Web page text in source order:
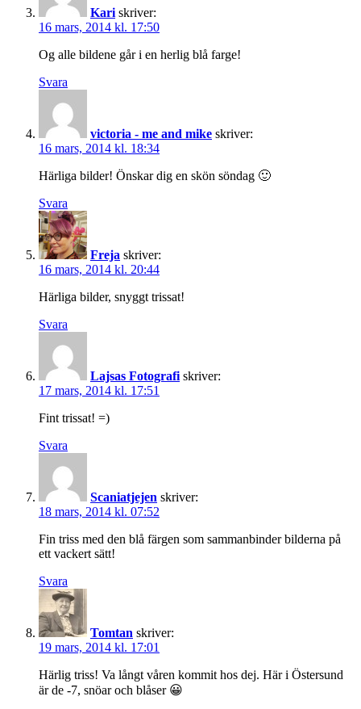
Kari skriver:
16 mars, 2014 kl. 17:50
Og alle bildene går i en herlig blå farge!
Svara
victoria - me and mike skriver:
16 mars, 2014 kl. 18:34
Härliga bilder! Önskar dig en skön söndag 🙂
Svara
Freja skriver:
16 mars, 2014 kl. 20:44
Härliga bilder, snyggt trissat!
Svara
Lajsas Fotografi skriver:
17 mars, 2014 kl. 17:51
Fint trissat! =)
Svara
Scaniatjejen skriver:
18 mars, 2014 kl. 07:52
Fin triss med den blå färgen som sammanbinder bilderna på
ett vackert sätt!
Svara
Tomtan skriver:
19 mars, 2014 kl. 17:01
Härlig triss! Va långt våren kommit hos dej. Här i Östersund
är de -7, snöar och blåser 😀